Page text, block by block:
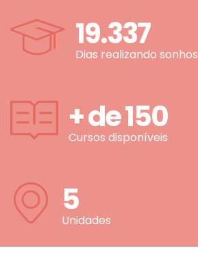
19.337
Dias realizando sonhos
+ de150
Cursos disponíveis
5
Unidades